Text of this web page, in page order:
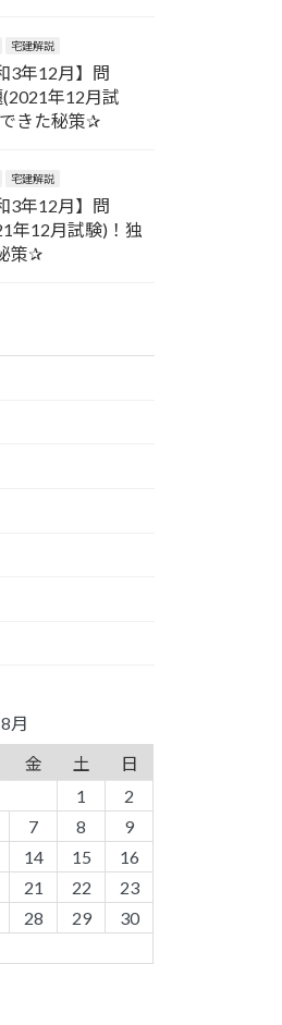
宅建解説
3年12月】問
年12月試
きた秘策✰
宅建解説
3年12月】問
年12月試験)！独
策✰
月
金 土
日
1
2
7 8
9
14 15
16
21 22
23
28 29
30